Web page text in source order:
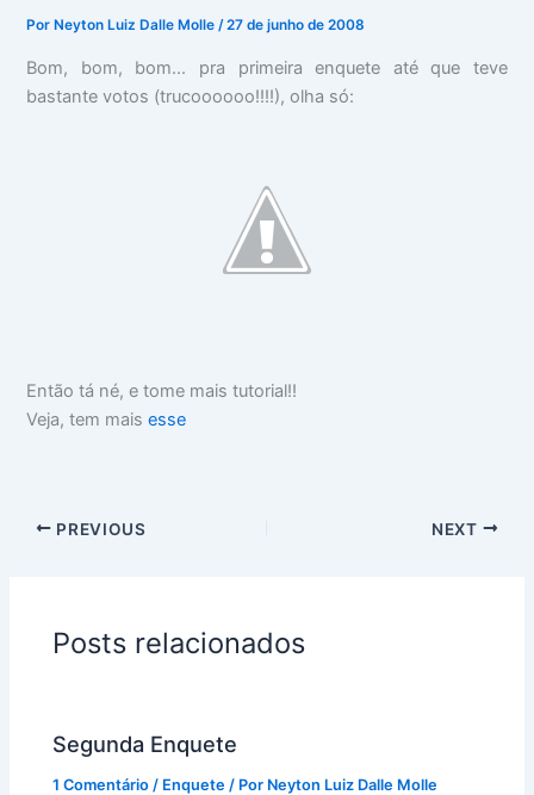
Por Neyton Luiz Dalle Molle/27 de junho de 2008
Bom, bom, bom... pra primeira enquete até que teve
bastante votos (trucoooooo!!!!), olha só:
Então tá né, e tome mais tutorial!!
Veja, tem maisesse
PREVIOUS NEXT
Posts relacionados
Segunda Enquete
1 Comentário / Enquete / Por Neyton Luiz Dalle Molle